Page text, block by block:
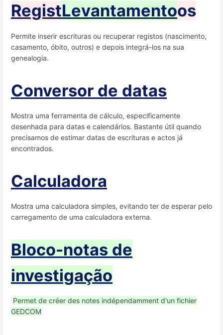
RegistLevantamentoos
Permite inserir escrituras ou recuperar registos (nascimento,
casamento, óbito, outros) e depois integrá-los na sua
genealogia.
Conversor de datas
Mostra uma ferramenta de cálculo, especificamente
desenhada para datas e calendários. Bastante útil quando
precisamos de estimar datas de escrituras e actos já
encontrados.
Calculadora
Mostra uma calculadora simples, evitando ter de esperar pelo
carregamento de uma calculadora externa.
Bloco-notas de
investigação
Permet de créer des notes indépendamment d'un fichier
GEDCOM